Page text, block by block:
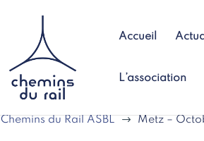
Accueil
L’association
Chemins du Rail ASBL $ Metz –